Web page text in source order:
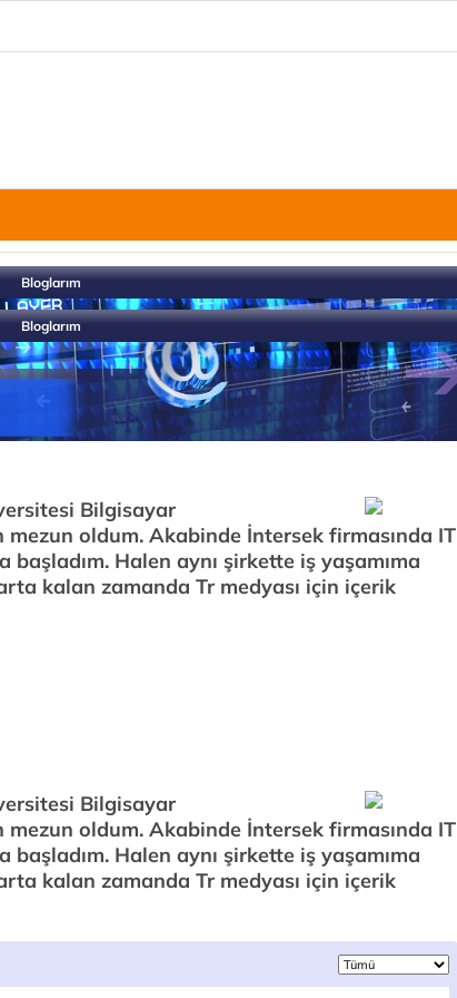
Bloglarım
Bloglarım
Bilgisayar
mezun oldum. Akabinde İntersek firmasında IT
Halen aynı şirkette iş yaşamıma
kalan zamanda Tr medyası için içerik
Bilgisayar
mezun oldum. Akabinde İntersek firmasında IT
Halen aynı şirkette iş yaşamıma
kalan zamanda Tr medyası için içerik